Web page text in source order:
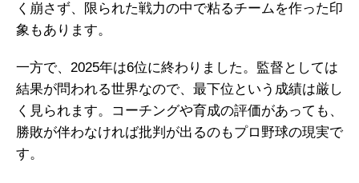
く崩さず、限られた戦力の中で粘るチームを作った印
象もあります。
一方で、2025年は6位に終わりました。監督としては
結果が問われる世界なので、最下位という成績は厳し
く見られます。コーチングや育成の評価があっても、
勝敗が伴わなければ批判が出るのもプロ野球の現実で
す。